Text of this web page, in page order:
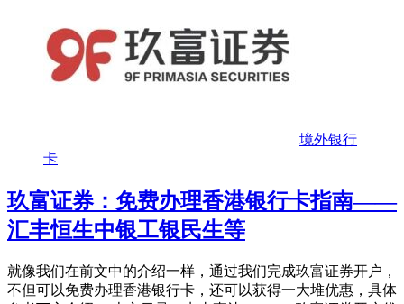
境外银行
卡
玖富证券：免费办理香港银行卡指南——
汇丰恒生中银工银民生等
就像我们在前文中的介绍一样，通过我们完成玖富证券开户，
不但可以免费办理香港银行卡，还可以获得一大堆优惠，具体